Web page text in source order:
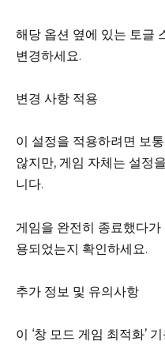
해당 옵션 옆에 있는 토글
변경하세요.
변경 사항 적용
이 설정을 적용하려면 보
않지만, 게임 자체는 설정
니다.
게임을 완전히 종료했다
용되었는지 확인하세요.
추가 정보 및 유의사항
이 ‘창 모드 게임 최적화’